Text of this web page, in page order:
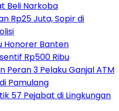
Beli Narkoba
Rp25 Juta, Sopir di
Honorer Banten
Rp500 Ribu
Peran 3 Pelaku Ganjal ATM
Pamulang
57 Pejabat di Lingkungan